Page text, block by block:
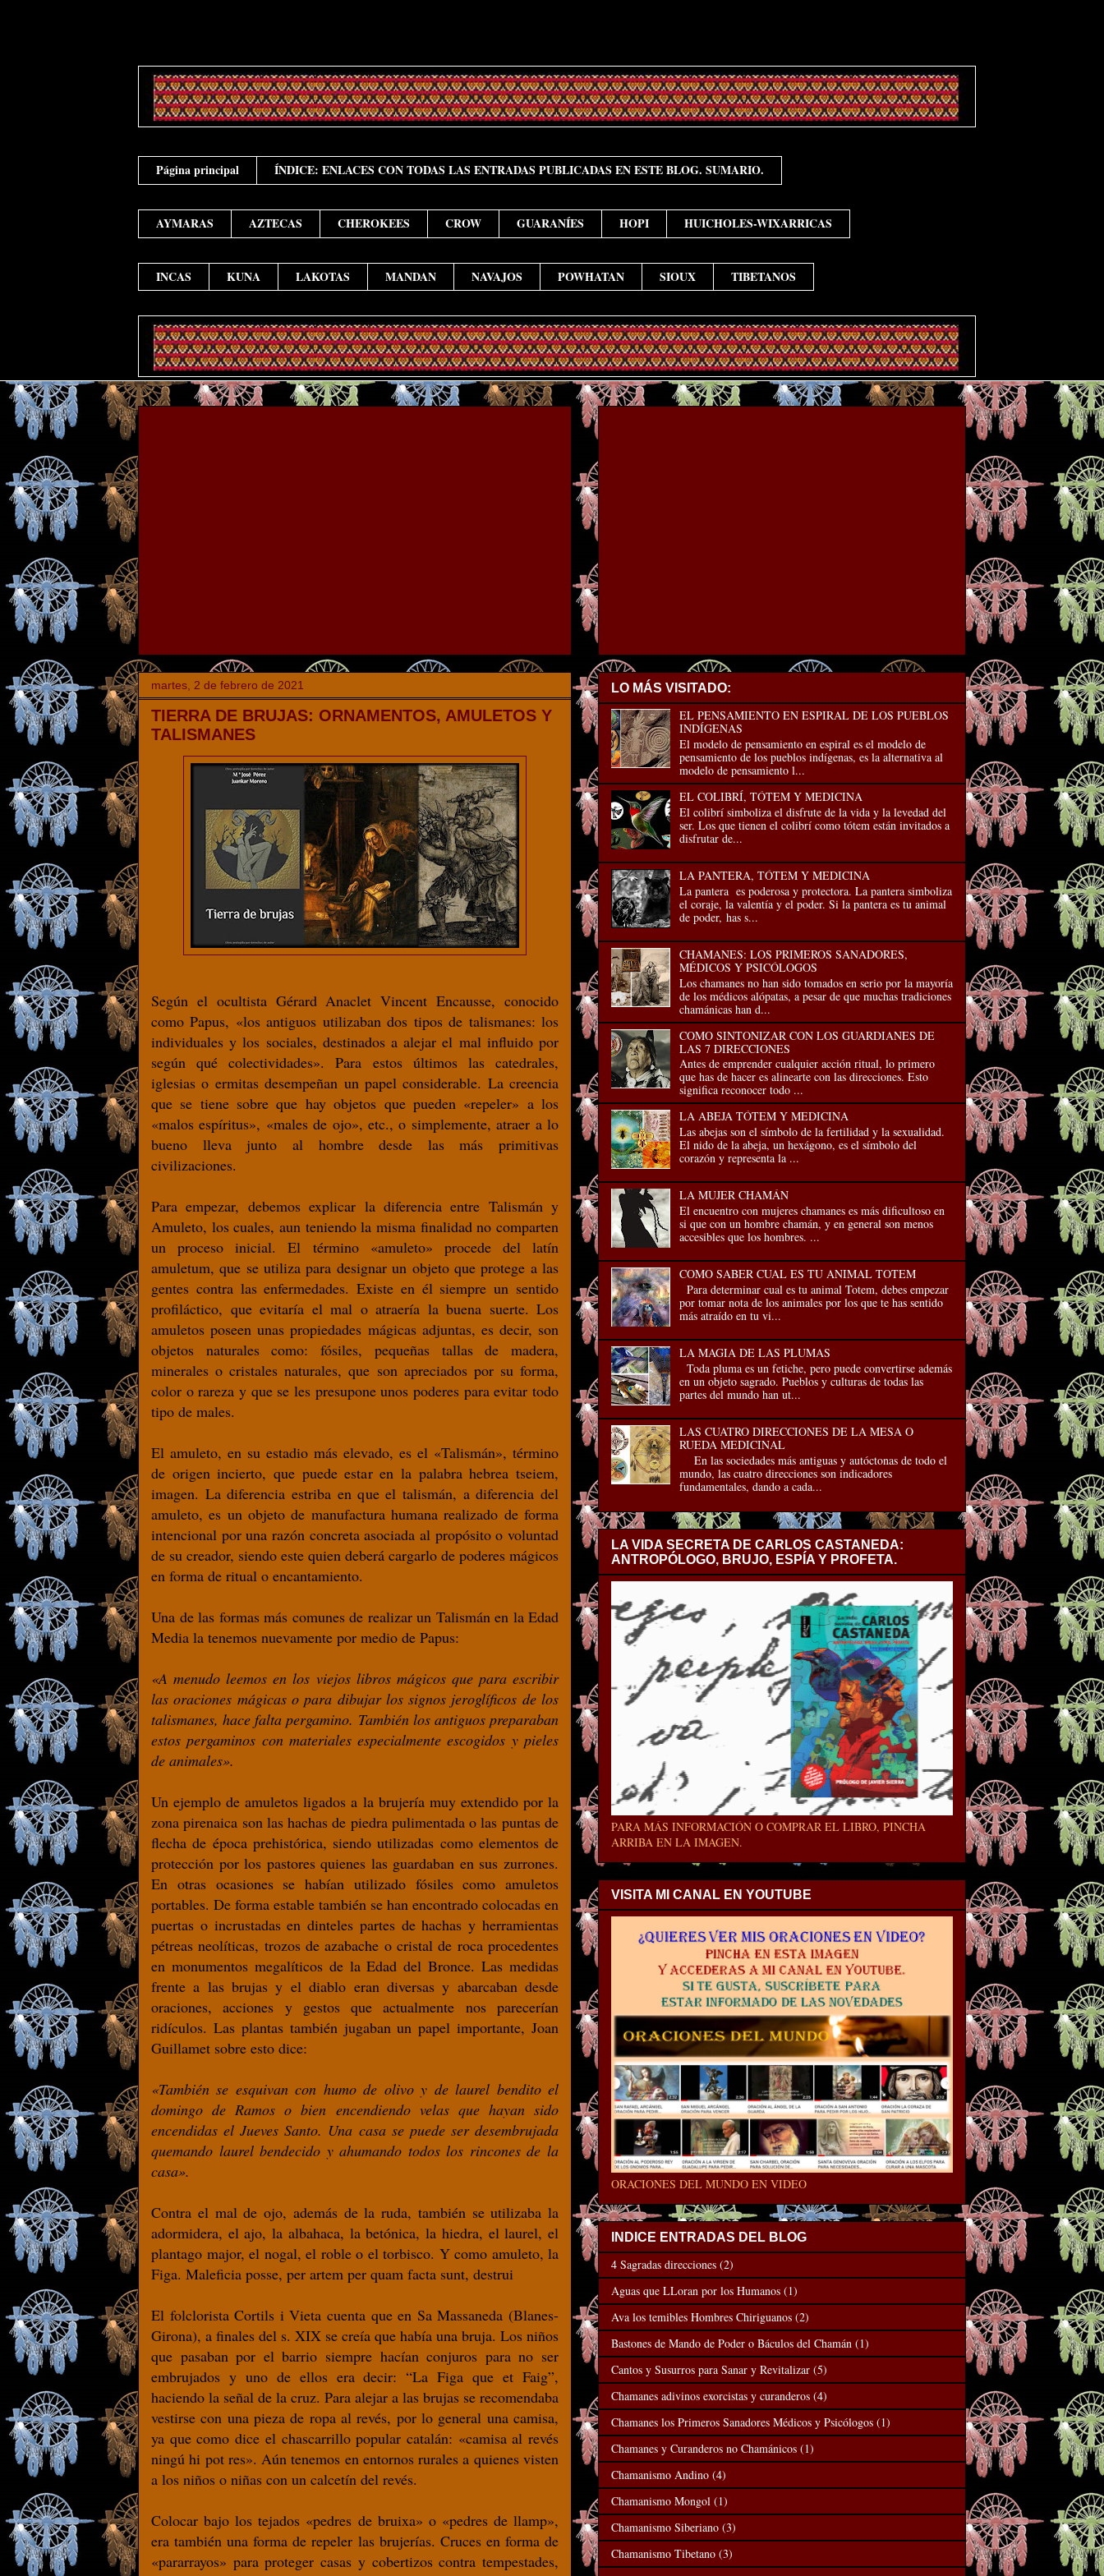
Página principal ÍNDICE: ENLACES CON TODAS LAS ENTRADAS PUBLICADAS EN ESTE BLOG. SUMARIO.
AYMARAS AZTECAS CHEROKEES CROW GUARANÍES HOPI HUICHOLES-WIXARRICAS
INCAS KUNA LAKOTAS MANDAN NAVAJOS POWHATAN SIOUX TIBETANOS
martes, 2 de febrero de 2021
TIERRA DE BRUJAS: ORNAMENTOS, AMULETOS Y
TALISMANES
Según el ocultista Gérard Anaclet Vincent Encausse, conocido
como Papus, «los antiguos utilizaban dos tipos de talismanes: los
individuales y los sociales, destinados a alejar el mal influido por
según qué colectividades». Para estos últimos las catedrales,
iglesias o ermitas desempeñan un papel considerable. La creencia
que se tiene sobre que hay objetos que pueden «repeler» a los
«malos espíritus», «males de ojo», etc., o simplemente, atraer a lo
bueno lleva junto al hombre desde las más primitivas
civilizaciones.
Para empezar, debemos explicar la diferencia entre Talismán y
Amuleto, los cuales, aun teniendo la misma finalidad no comparten
un proceso inicial. El término «amuleto» procede del latín
amuletum, que se utiliza para designar un objeto que protege a las
gentes contra las enfermedades. Existe en él siempre un sentido
profiláctico, que evitaría el mal o atraería la buena suerte. Los
amuletos poseen unas propiedades mágicas adjuntas, es decir, son
objetos naturales como: fósiles, pequeñas tallas de madera,
minerales o cristales naturales, que son apreciados por su forma,
color o rareza y que se les presupone unos poderes para evitar todo
tipo de males.
El amuleto, en su estadio más elevado, es el «Talismán», término
de origen incierto, que puede estar en la palabra hebrea tseiem,
imagen. La diferencia estriba en que el talismán, a diferencia del
amuleto, es un objeto de manufactura humana realizado de forma
intencional por una razón concreta asociada al propósito o voluntad
de su creador, siendo este quien deberá cargarlo de poderes mágicos
en forma de ritual o encantamiento.
Una de las formas más comunes de realizar un Talismán en la Edad
Media la tenemos nuevamente por medio de Papus:
«A menudo leemos en los viejos libros mágicos que para escribir
las oraciones mágicas o para dibujar los signos jeroglíficos de los
talismanes, hace falta pergamino. También los antiguos preparaban
estos pergaminos con materiales especialmente escogidos y pieles
de animales».
Un ejemplo de amuletos ligados a la brujería muy extendido por la
zona pirenaica son las hachas de piedra pulimentada o las puntas de
flecha de época prehistórica, siendo utilizadas como elementos de
protección por los pastores quienes las guardaban en sus zurrones.
En otras ocasiones se habían utilizado fósiles como amuletos
portables. De forma estable también se han encontrado colocadas en
puertas o incrustadas en dinteles partes de hachas y herramientas
pétreas neolíticas, trozos de azabache o cristal de roca procedentes
en monumentos megalíticos de la Edad del Bronce. Las medidas
frente a las brujas y el diablo eran diversas y abarcaban desde
oraciones, acciones y gestos que actualmente nos parecerían
ridículos. Las plantas también jugaban un papel importante, Joan
Guillamet sobre esto dice:
«También se esquivan con humo de olivo y de laurel bendito el
domingo de Ramos o bien encendiendo velas que hayan sido
encendidas el Jueves Santo. Una casa se puede ser desembrujada
quemando laurel bendecido y ahumando todos los rincones de la
casa».
Contra el mal de ojo, además de la ruda, también se utilizaba la
adormidera, el ajo, la albahaca, la betónica, la hiedra, el laurel, el
plantago major, el nogal, el roble o el torbisco. Y como amuleto, la
Figa. Maleficia posse, per artem per quam facta sunt, destrui
El folclorista Cortils i Vieta cuenta que en Sa Massaneda (Blanes-
Girona), a finales del s. XIX se creía que había una bruja. Los niños
que pasaban por el barrio siempre hacían conjuros para no ser
embrujados y uno de ellos era decir: “La Figa que et Faig”,
haciendo la señal de la cruz. Para alejar a las brujas se recomendaba
vestirse con una pieza de ropa al revés, por lo general una camisa,
ya que como dice el chascarrillo popular catalán: «camisa al revés
ningú hi pot res». Aún tenemos en entornos rurales a quienes visten
a los niños o niñas con un calcetín del revés.
Colocar bajo los tejados «pedres de bruixa» o «pedres de llamp»,
era también una forma de repeler las brujerías. Cruces en forma de
«pararrayos» para proteger casas y cobertizos contra tempestades,
LO MÁS VISITADO:
EL PENSAMIENTO EN ESPIRAL DE LOS PUEBLOS
INDÍGENAS
El modelo de pensamiento en espiral es el modelo de
pensamiento de los pueblos indígenas, es la alternativa al
modelo de pensamiento l...
EL COLIBRÍ, TÓTEM Y MEDICINA
El colibrí simboliza el disfrute de la vida y la levedad del
ser. Los que tienen el colibrí como tótem están invitados a
disfrutar de...
LA PANTERA, TÓTEM Y MEDICINA
La pantera es poderosa y protectora. La pantera simboliza
el coraje, la valentía y el poder. Si la pantera es tu animal
de poder, has s...
CHAMANES: LOS PRIMEROS SANADORES,
MÉDICOS Y PSICÓLOGOS
Los chamanes no han sido tomados en serio por la mayo­ría
de los médicos alópatas, a pesar de que muchas tradiciones
chamánicas han d...
COMO SINTONIZAR CON LOS GUARDIANES DE
LAS 7 DIRECCIONES
Antes de emprender cualquier acción ritual, lo primero
que has de hacer es alinearte con las direcciones. Esto
significa reconocer todo ...
LA ABEJA TÓTEM Y MEDICINA
Las abejas son el símbolo de la fertilidad y la sexualidad.
El nido de la abeja, un hexágono, es el símbolo del
corazón y representa la ...
LA MUJER CHAMÁN
El encuentro con mujeres chamanes es más diﬁcultoso en
si que con un hombre chamán, y en general son menos
accesibles que los hombres. ...
COMO SABER CUAL ES TU ANIMAL TOTEM
Para determinar cual es tu animal Totem, debes empezar
por tomar nota de los animales por los que te has sentido
más atraído en tu vi...
LA MAGIA DE LAS PLUMAS
Toda pluma es un fetiche, pero puede convertirse además
en un objeto sagrado. Pueblos y culturas de todas las
partes del mundo han ut...
LAS CUATRO DIRECCIONES DE LA MESA O
RUEDA MEDICINAL
En las sociedades más antiguas y autóctonas de todo el
mundo, las cuatro direcciones son indicadores
fundamentales, dando a cada...
LA VIDA SECRETA DE CARLOS CASTANEDA:
ANTROPÓLOGO, BRUJO, ESPÍA Y PROFETA.
PARA MÁS INFORMACIÓN O COMPRAR EL LIBRO, PINCHA
ARRIBA EN LA IMAGEN.
VISITA MI CANAL EN YOUTUBE
ORACIONES DEL MUNDO EN VIDEO
INDICE ENTRADAS DEL BLOG
4 Sagradas direcciones (2)
Aguas que LLoran por los Humanos (1)
Ava los temibles Hombres Chiriguanos (2)
Bastones de Mando de Poder o Báculos del Chamán (1)
Cantos y Susurros para Sanar y Revitalizar (5)
Chamanes adivinos exorcistas y curanderos (4)
Chamanes los Primeros Sanadores Médicos y Psicólogos (1)
Chamanes y Curanderos no Chamánicos (1)
Chamanismo Andino (4)
Chamanismo Mongol (1)
Chamanismo Siberiano (3)
Chamanismo Tibetano (3)